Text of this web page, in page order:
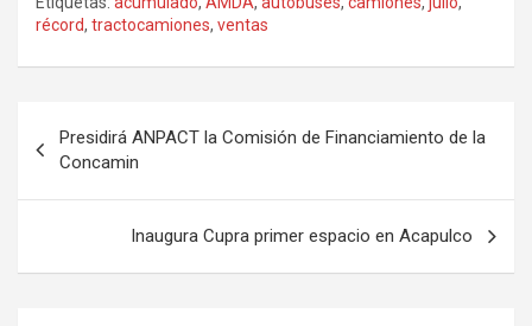
récord, tractocamiones, ventas
de
entradas
Presidirá ANPACT la Comisión de Financiamiento de la
Concamin
Inaugura Cupra primer espacio en Acapulco